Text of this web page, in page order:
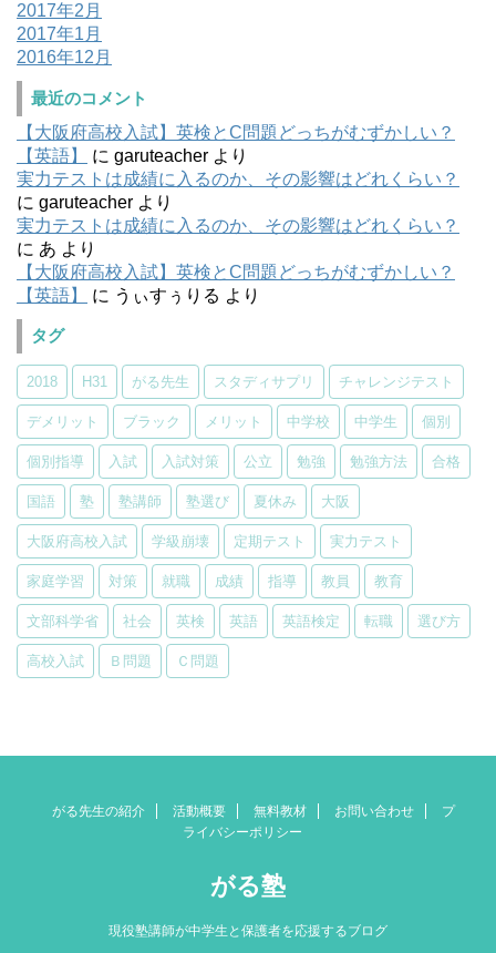
2017年2月
2017年1月
2016年12月
最近のコメント
【大阪府高校入試】英検とC問題どっちがむずかしい？
【英語】
に garuteacher より
実力テストは成績に入るのか、その影響はどれくらい？
に garuteacher より
実力テストは成績に入るのか、その影響はどれくらい？
に あ より
【大阪府高校入試】英検とC問題どっちがむずかしい？
【英語】
に うぃすぅりる より
タグ
2018 H31 がる先生 スタディサプリ チャレンジテスト
デメリット ブラック メリット 中学校 中学生 個別
個別指導 入試 入試対策 公立 勉強 勉強方法 合格
国語 塾 塾講師 塾選び 夏休み 大阪
大阪府高校入試 学級崩壊 定期テスト 実力テスト
家庭学習 対策 就職 成績 指導 教員 教育
文部科学省 社会 英検 英語 英語検定 転職 選び方
高校入試 Ｂ問題 Ｃ問題
がる先生の紹介 活動概要 無料教材 お問い合わせ
プ
ライバシーポリシー
がる塾
現役塾講師が中学生と保護者を応援するブログ